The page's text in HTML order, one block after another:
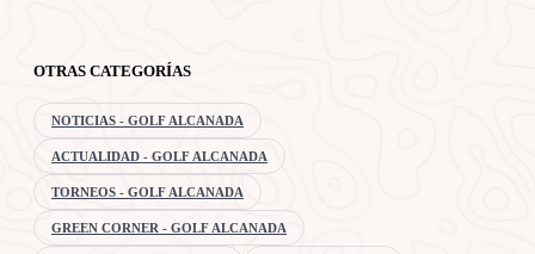
OTRAS CATEGORÍAS
NOTICIAS - GOLF ALCANADA
ACTUALIDAD - GOLF ALCANADA
TORNEOS - GOLF ALCANADA
GREEN CORNER - GOLF ALCANADA